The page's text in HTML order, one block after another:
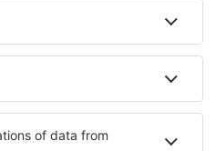
Gli ospiti possono
una camera o una suite
esigenze. È probabile che
menù variegato, delle aree
nonché attività per bambini.
è la scelta perfetta per
d'affari, così come per le
workshop per i propri